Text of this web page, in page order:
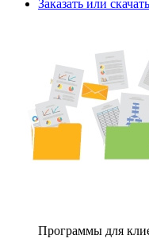
Заказать или
Программы для